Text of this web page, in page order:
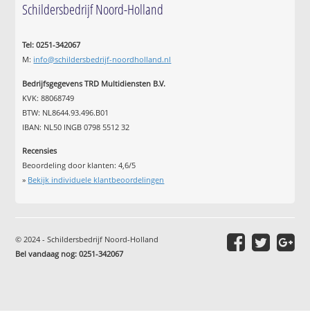
Schildersbedrijf Noord-Holland
Tel: 0251-342067
M: info@schildersbedrijf-noordholland.nl
Bedrijfsgegevens TRD Multidiensten B.V.
KVK: 88068749
BTW: NL8644.93.496.B01
IBAN: NL50 INGB 0798 5512 32
Recensies
Beoordeling door klanten:4,6/5
» Bekijk individuele klantbeoordelingen
© 2024 - Schildersbedrijf Noord-Holland
Bel vandaag nog: 0251-342067